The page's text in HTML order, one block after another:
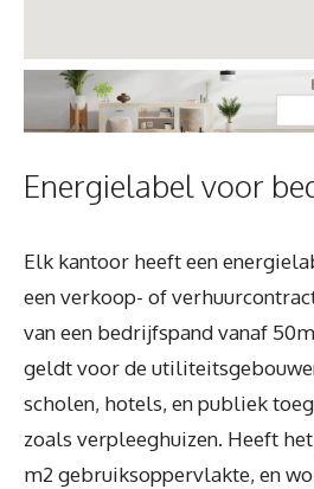
Energielabel voor
Elk kantoor heeft een
een verkoop- of
van een bedrijfspand vanaf
geldt voor de
scholen, hotels, en publiek
zoals verpleeghuizen. Heeft
m2 gebruiksoppervlakte, en